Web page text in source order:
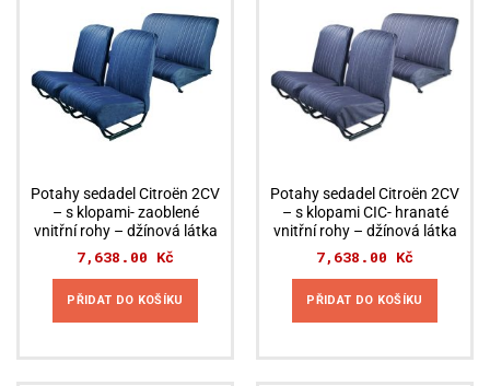
Potahy sedadel Citroën 2CV
– s klopami- zaoblené
vnitřní rohy – džínová látka
7,638.00 Kč
PŘIDAT DO KOŠÍKU
Potahy sedadel Citroën 2CV
– s klopami CIC- hranaté
vnitřní rohy – džínová látka
7,638.00 Kč
PŘIDAT DO KOŠÍKU